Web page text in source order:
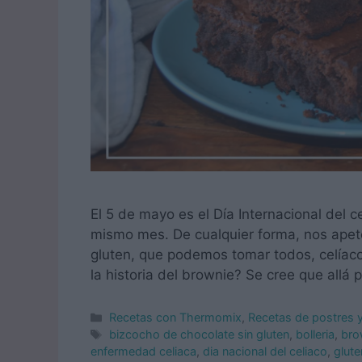
El 5 de mayo es el Día Internacional del
mismo mes. De cualquier forma, nos
gluten, que podemos tomar todos,
la historia del brownie? Se cree que allá
Categorías
Recetas con Thermomix Recetas de postres
Etiquetas
bizcocho de chocolate sin gluten bolleria
enfermedad celiaca dia nacional del celiaco